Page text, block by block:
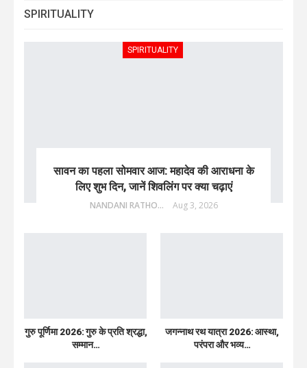
SPIRITUALITY
SPIRITUALITY
सावन का पहला सोमवार आज: महादेव की आराधना के
लिए शुभ दिन, जानें शिवलिंग पर क्या चढ़ाएं
NANDANI RATHORE Aug 3, 2026
गुरु पूर्णिमा 2026: गुरु के प्रति श्रद्धा,
सम्मान…
जगन्नाथ रथ यात्रा 2026: आस्था,
परंपरा और भव्य…